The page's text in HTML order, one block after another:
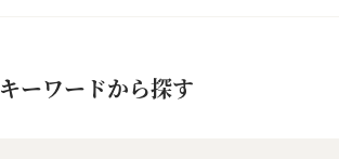
キーワードから探す